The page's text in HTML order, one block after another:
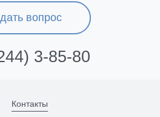
вопрос
3-85-80
Контакты